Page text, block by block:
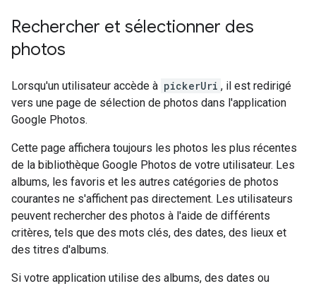
Rechercher et sélectionner des
photos
Lorsqu'un utilisateur accède à pickerUri , il est redirigé
vers une page de sélection de photos dans l'application
Google Photos.
Cette page affichera toujours les photos les plus récentes
de la bibliothèque Google Photos de votre utilisateur. Les
albums, les favoris et les autres catégories de photos
courantes ne s'affichent pas directement. Les utilisateurs
peuvent rechercher des photos à l'aide de différents
critères, tels que des mots clés, des dates, des lieux et
des titres d'albums.
Si votre application utilise des albums, des dates ou